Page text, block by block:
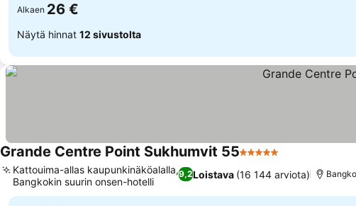
Alkaen 26 €
Näytä hinnat 12 sivustolta
Grande Centre Point Sukhumvit 555 Tähtiluokitus
9,2Loistava (16 144 arviota)
Kattouima-allas kaupunkinäköalalla,
Bangkokin suurin onsen-hotelli